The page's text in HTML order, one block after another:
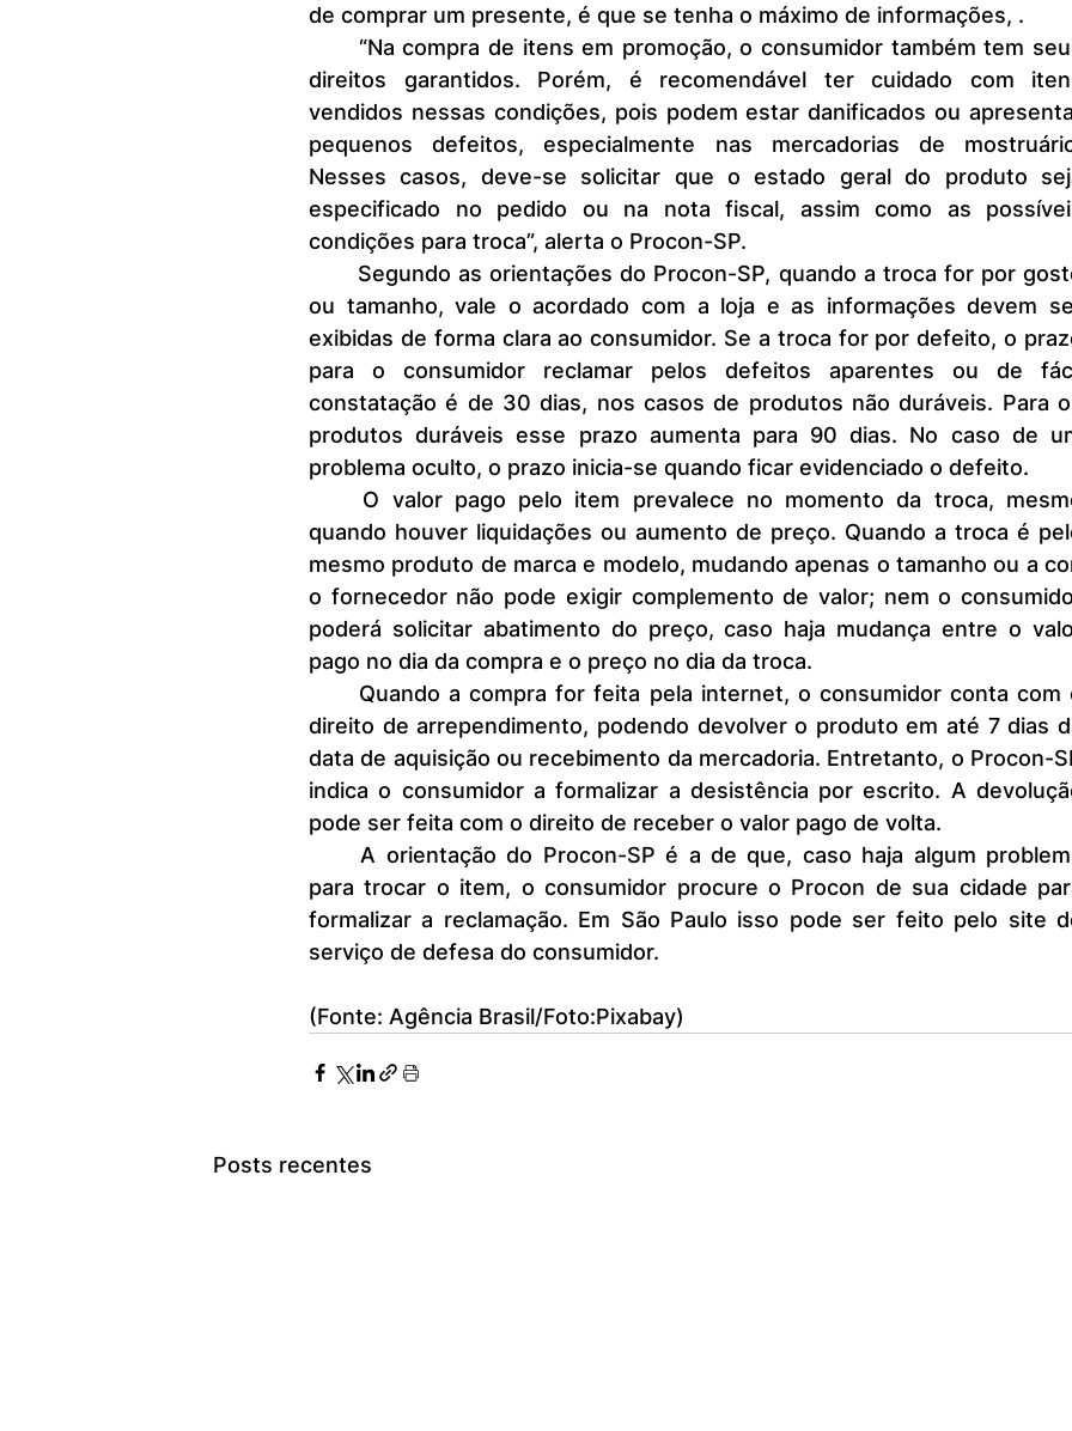
de comprar um presente, é que se tenha o máximo de informações, .
direitos garantidos. Porém, é recomendável ter cuidado com
vendidos nessas condições, pois podem estar danificados ou
pequenos defeitos, especialmente nas mercadorias de
Nesses casos, deve-se solicitar que o estado geral do produto
especificado no pedido ou na nota fiscal, assim como as
condições para troca”, alerta o Procon-SP.
ou tamanho, vale o acordado com a loja e as informações devem
exibidas de forma clara ao consumidor. Se a troca for por defeito, o
para o consumidor reclamar pelos defeitos aparentes ou de
constatação é de 30 dias, nos casos de produtos não duráveis. Para
produtos duráveis esse prazo aumenta para 90 dias. No caso de
problema oculto, o prazo inicia-se quando ficar evidenciado o defeito.
quando houver liquidações ou aumento de preço. Quando a troca é
mesmo produto de marca e modelo, mudando apenas o tamanho ou a
o fornecedor não pode exigir complemento de valor; nem o
poderá solicitar abatimento do preço, caso haja mudança entre o
pago no dia da compra e o preço no dia da troca.
direito de arrependimento, podendo devolver o produto em até 7 dias
data de aquisição ou recebimento da mercadoria. Entretanto, o Procon-
indica o consumidor a formalizar a desistência por escrito. A
pode ser feita com o direito de receber o valor pago de volta.
para trocar o item, o consumidor procure o Procon de sua cidade
formalizar a reclamação. Em São Paulo isso pode ser feito pelo site
serviço de defesa do consumidor.
(Fonte: Agência Brasil/Foto:Pixabay)
Posts recentes